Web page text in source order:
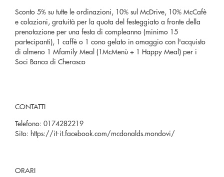
Sconto 5% su tutte le ordinazioni, 10% sul McDrive, 10% McCafè
e colazioni, gratuità per la quota del festeggiato a fronte della
prenotazione per una festa di compleanno (minimo 15
partecipanti), 1 caffè o 1 cono gelato in omaggio con l'acquisto
di almeno 1 Mfamily Meal (1McMenù + 1 Happy Meal) per i
Soci Banca di Cherasco
CONTATTI
Telefono: 0174282219
Sito: https://it-it.facebook.com/mcdonalds.mondovi/
ORARI